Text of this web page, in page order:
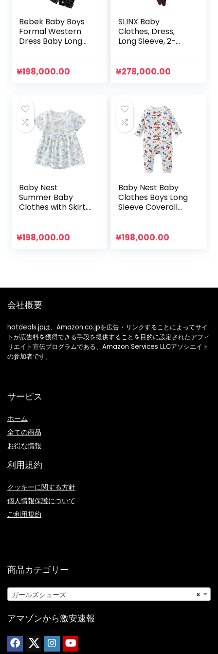
Bebek Baby Boys
Formal Western
Dress Baby Long
Ceremony
Beginning Eating
Shrine Visit
Newborn Birthday
Anniversary Photo
(Navy, 60)
¥198,000.00
SLINX Baby
Clothes, Dress,
Long Sleeve, 2-
Rompers, Plaid,
Simple, Spring,
Summer, Autumn,
Cute
¥278,000.00
Baby Nest
Summer Baby
Clothes with Skirt,
Dress, Girls, Cute,
35.4 inches (66 /
¥198,000.00
Baby Nest Baby
Clothes Boys Long
Sleeve Coverall
Romper Cotton 66
¥198,000.00
会社概要
hotdeals.jpは、Amazon.co.jpを広告・リンクすることによってサイ
トが広告料を獲得できる手段を提供することを目的に設定されたアフィ
リエイト宣伝プログラムである、Amazon Services LLCアソシエイト
の参加者です。
サービス
ホーム
全ての商品
お得な情報
利用規約
クッキーに関する方針
個人情報保護について
ご利用規約
商品カテゴリー
×
ガールズシューズ
アマゾンから激安速報